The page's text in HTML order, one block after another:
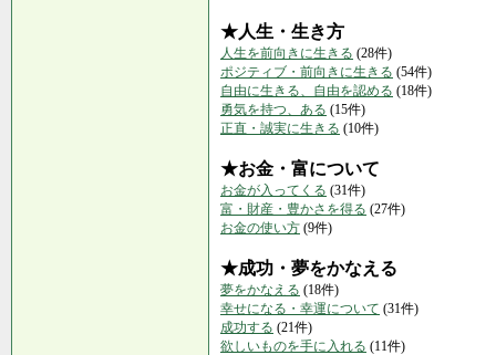
★人生・生き方
人生を前向きに生きる (28件)
ポジティブ・前向きに生きる (54件)
自由に生きる、自由を認める (18件)
勇気を持つ、ある (15件)
正直・誠実に生きる (10件)
★お金・富について
お金が入ってくる (31件)
富・財産・豊かさを得る (27件)
お金の使い方 (9件)
★成功・夢をかなえる
夢をかなえる (18件)
幸せになる・幸運について (31件)
成功する (21件)
欲しいものを手に入れる (11件)